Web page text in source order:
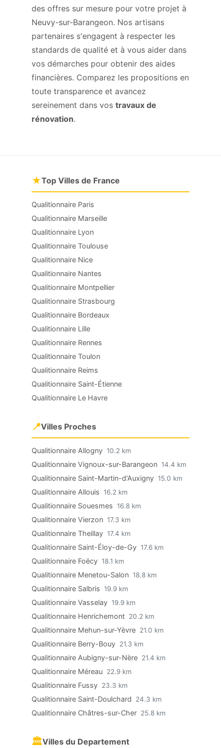
des offres sur mesure pour votre projet à
Neuvy-sur-Barangeon. Nos artisans
partenaires s'engagent à respecter les
standards de qualité et à vous aider dans
vos démarches pour obtenir des aides
financières. Comparez les propositions en
toute transparence et avancez
sereinement dans vos travaux de
rénovation.
★Top Villes de France
Qualitionnaire Paris
Qualitionnaire Marseille
Qualitionnaire Lyon
Qualitionnaire Toulouse
Qualitionnaire Nice
Qualitionnaire Nantes
Qualitionnaire Montpellier
Qualitionnaire Strasbourg
Qualitionnaire Bordeaux
Qualitionnaire Lille
Qualitionnaire Rennes
Qualitionnaire Toulon
Qualitionnaire Reims
Qualitionnaire Saint-Étienne
Qualitionnaire Le Havre
📍Villes Proches
Qualitionnaire Allogny 10.2 km
Qualitionnaire Vignoux-sur-Barangeon 14.4 km
Qualitionnaire Saint-Martin-d'Auxigny 15.0 km
Qualitionnaire Allouis 16.2 km
Qualitionnaire Souesmes 16.8 km
Qualitionnaire Vierzon 17.3 km
Qualitionnaire Theillay 17.4 km
Qualitionnaire Saint-Éloy-de-Gy 17.6 km
Qualitionnaire Foëcy 18.1 km
Qualitionnaire Menetou-Salon 18.8 km
Qualitionnaire Salbris 19.9 km
Qualitionnaire Vasselay 19.9 km
Qualitionnaire Henrichemont 20.2 km
Qualitionnaire Mehun-sur-Yèvre 21.0 km
Qualitionnaire Berry-Bouy 21.3 km
Qualitionnaire Aubigny-sur-Nère 21.4 km
Qualitionnaire Méreau 22.9 km
Qualitionnaire Fussy 23.3 km
Qualitionnaire Saint-Doulchard 24.3 km
Qualitionnaire Châtres-sur-Cher 25.8 km
🏛Villes du Departement